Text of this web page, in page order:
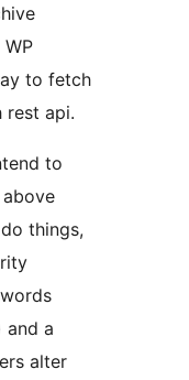
to fetch
rest api.
to
things,
and a
alter